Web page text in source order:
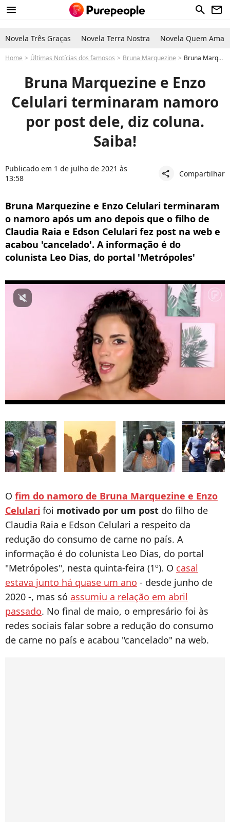
menu search newsletter
Novela Três Graças Novela Terra Nostra Novela Quem Ama
Home Últimas Notícias dos famosos Bruna Marquezine Bruna Marquezine acabou namoro com Enzo Celulari por conta de post na web. Entenda!
Bruna Marquezine e Enzo
Celulari terminaram namoro
por post dele, diz coluna.
Saiba!
Publicado em 1 de julho de 2021 às
13:58
share Compartilhar
Bruna Marquezine e Enzo Celulari terminaram
o namoro após um ano depois que o filho de
Claudia Raia e Edson Celulari fez post na web e
acabou 'cancelado'. A informação é do
colunista Leo Dias, do portal 'Metrópoles'
O fim do namoro de Bruna Marquezine e Enzo
Celulari foi motivado por um post do filho de
Claudia Raia e Edson Celulari a respeito da
redução do consumo de carne no país. A
informação é do colunista Leo Dias, do portal
"Metrópoles", nesta quinta-feira (1º). O casal
estava junto há quase um ano - desde junho de
2020 -, mas só assumiu a relação em abril
passado. No final de maio, o empresário foi às
redes sociais falar sobre a redução do consumo
de carne no país e acabou "cancelado" na web.